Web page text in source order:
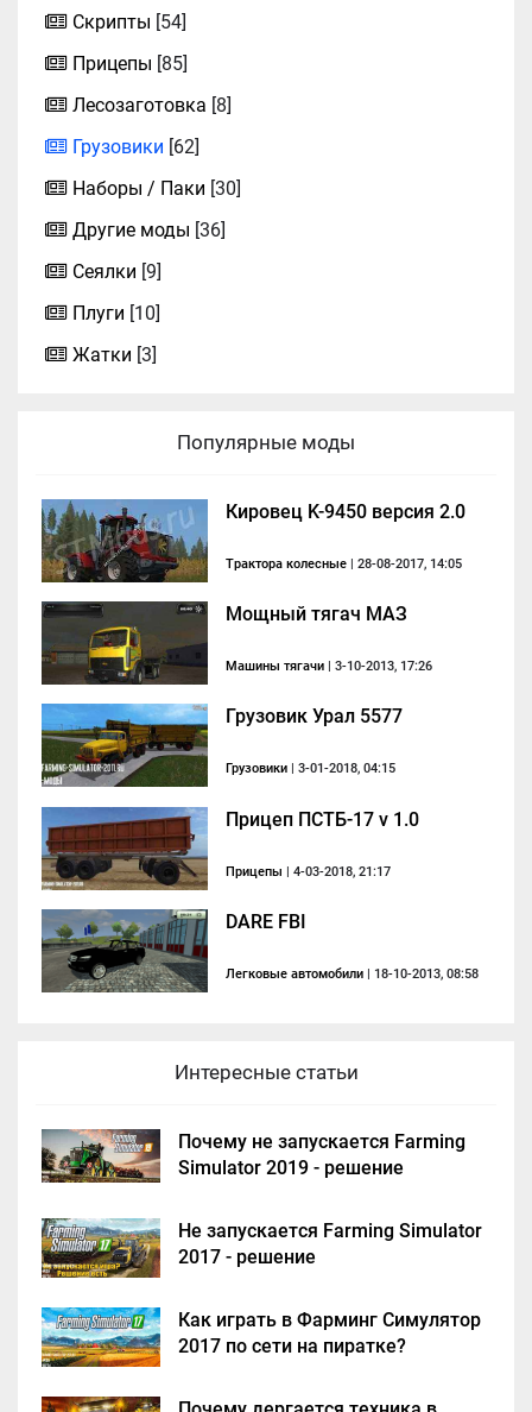
Скрипты [54]
Прицепы [85]
Лесозаготовка [8]
Грузовики [62]
Наборы / Паки [30]
Другие моды [36]
Сеялки [9]
Плуги [10]
Жатки [3]
Популярные моды
Кировец K-9450 версия 2.0
Трактора колесные | 28-08-2017, 14:05
Мощный тягач МАЗ
Машины тягачи | 3-10-2013, 17:26
Грузовик Урал 5577
Грузовики | 3-01-2018, 04:15
Прицеп ПСТБ-17 v 1.0
Прицепы | 4-03-2018, 21:17
DARE FBI
Легковые автомобили | 18-10-2013, 08:58
Интересные статьи
Почему не запускается Farming
Simulator 2019 - решение
Не запускается Farming Simulator
2017 - решение
Как играть в Фарминг Симулятор
2017 по сети на пиратке?